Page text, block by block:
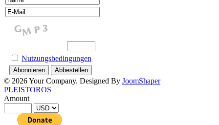
Nutzungsbedingungen
© 2026 Your Company. Designed By JoomShaper
PLEISTOROS
Amount